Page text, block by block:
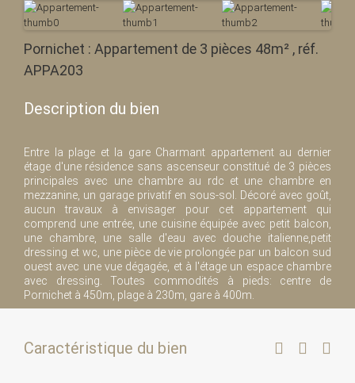
Pornichet : Appartement de 3 pièces 48m² , réf.
APPA203
Description du bien
Entre la plage et la gare Charmant appartement au dernier
étage d'une résidence sans ascenseur constitué de 3 pièces
principales avec une chambre au rdc et une chambre en
mezzanine, un garage privatif en sous-sol. Décoré avec goût,
aucun travaux à envisager pour cet appartement qui
comprend une entrée, une cuisine équipée avec petit balcon,
une chambre, une salle d'eau avec douche italienne,petit
dressing et wc, une pièce de vie prolongée par un balcon sud
ouest avec une vue dégagée, et à l'étage un espace chambre
avec dressing. Toutes commodités à pieds: centre de
Pornichet à 450m, plage à 230m, gare à 400m.
Caractéristique du bien